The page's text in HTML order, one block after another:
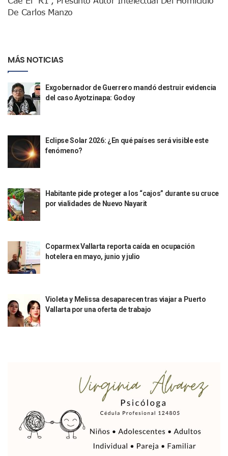
Puerto Vallarta Tiene Una De Las Gasolineras Más Caras
Luis Munguía Respalda A Antonio Arreola Como Nuevo
Construirán El Estadio Metropolitano “El Salado” En
Munguía Atestigua Toma De Protesta En La 41ª Zona Militar
Puerto Vallarta Refuerza La Prevención Del Sarampión
Bad Bunny Y Sus Invitados Para El Medio Tiempo Del
Vallarta Tendrá Vuelos Directos Con Aguascalientes,
Alumnos De Vallarta Se Quedan Sin Seguro Contra
La Luna Cubrirá Al Sol Y El Día Se Convertirá En Noche Esta
Convocan A La Quinta Manifestación Contra El Aumento
Alertan Por Oleaje Alto Y Corrientes En El Mar De Puerto
Erick Roberto “N”: Fiscalía Detalla Los Avances Contra El
Clarisa Rodríguez: Juez Decreta Receso Tras Más De
Puerto Vallarta Aparece Vinculada A Los Archivos Del
Lemus Y Rigoberta Menchú Firman Acuerdo Para Impulsar
Capturan A Objetivo Prioritario Presuntamente Buscado
Aprueba Ayuntamiento Nuevos Jueces Cívicos En Puerto
Comunicación Social Del Ayuntamiento Se Renueva Con
De Carlos Manzo
MÁS NOTICIAS
Exgobernador de Guerrero mandó destruir evidencia
del caso Ayotzinapa: Godoy
Eclipse Solar 2026: ¿En qué países será visible este
fenómeno?
Habitante pide proteger a los “cajos” durante su cruce
por vialidades de Nuevo Nayarit
Coparmex Vallarta reporta caída en ocupación
hotelera en mayo, junio y julio
Violeta y Melissa desaparecen tras viajar a Puerto
Vallarta por una oferta de trabajo